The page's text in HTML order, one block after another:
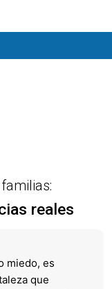
reales
miedo, es
que